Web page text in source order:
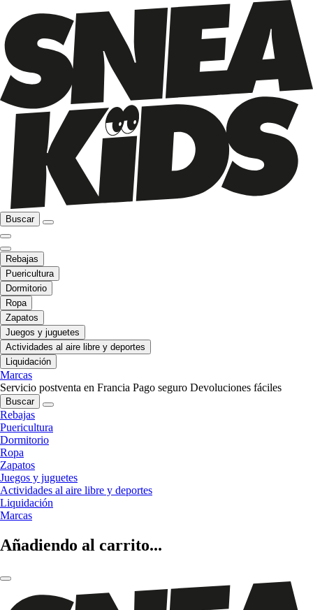
Buscar
Rebajas
Puericultura
Dormitorio
Ropa
Zapatos
Juegos y juguetes
Actividades al aire libre y deportes
Liquidación
Marcas
Servicio postventa en Francia Pago seguro Devoluciones fáciles
Buscar
Rebajas
Puericultura
Dormitorio
Ropa
Zapatos
Juegos y juguetes
Actividades al aire libre y deportes
Liquidación
Marcas
Añadiendo al carrito...